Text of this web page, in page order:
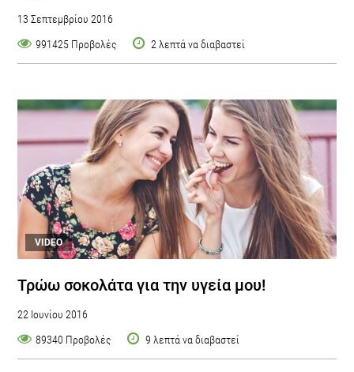
13 Σεπτεμβρίου 2016
991425 Προβολές
2 λεπτά να διαβαστεί
VIDEO
Τρώω σοκολάτα για την υγεία μου!
22 Ιουνίου 2016
89340 Προβολές
9 λεπτά να διαβαστεί